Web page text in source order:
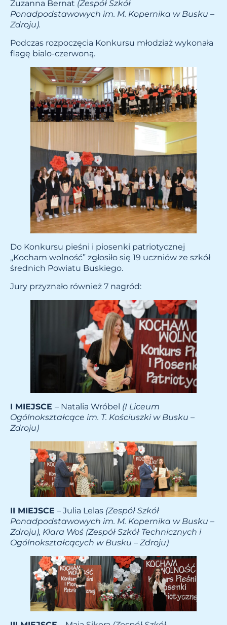
Zuzanna Bernat (Zespół Szkół
Ponadpodstawowych im. M. Kopernika w Busku –
Zdroju).
Podczas rozpoczęcia Konkursu młodziaż wykonała
flagę bialo-czerwoną.
Do Konkursu pieśni i piosenki patriotycznej
„Kocham wolność” zgłosiło się 19 uczniów ze szkół
średnich Powiatu Buskiego.
Jury przyznało również 7 nagród:
I MIEJSCE – Natalia Wróbel (I Liceum
Ogólnokształcące im. T. Kościuszki w Busku –
Zdroju)
II MIEJSCE – Julia Lelas (Zespół Szkół
Ponadpodstawowych im. M. Kopernika w Busku –
Zdroju), Klara Woś (Zespół Szkół Technicznych i
Ogólnokształcących w Busku – Zdroju)